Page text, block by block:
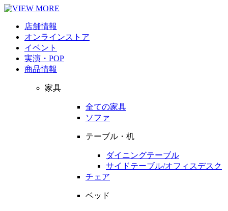
店舗情報
オンラインストア
イベント
実演・POP
商品情報
家具
全ての家具
ソファ
テーブル・机
ダイニングテーブル
サイドテーブル/オフィスデスク
チェア
ベッド